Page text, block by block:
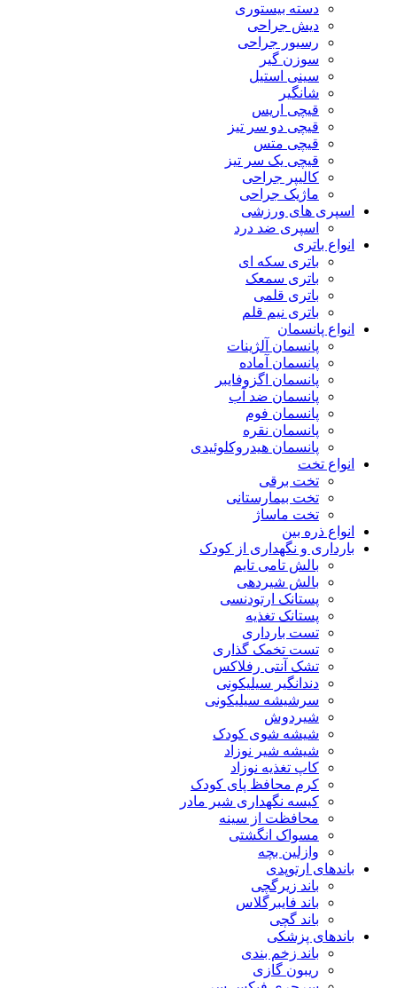
دسته بیستوری
دیش جراحی
رسیور جراحی
سوزن گیر
سینی استیل
شانگیر
قیچی اریس
قیچی دو سر تیز
قیچی متس
قیچی یک سر تیز
کالیپر جراحی
ماژیک جراحی
اسپری های ورزشی
اسپری ضد درد
انواع باتری
باتری سکه ای
باتری سمعک
باتری قلمی
باتری نیم قلم
انواع پانسمان
پانسمان آلژینات
پانسمان آماده
پانسمان اگزوفایبر
پانسمان ضد آب
پانسمان فوم
پانسمان نقره
پانسمان هیدروکلوئیدی
انواع تخت
تخت برقی
تخت بیمارستانی
تخت ماساژ
انواع ذره بین
بارداری و نگهداری از کودک
بالش تامی تایم
بالش شیردهی
پستانک ارتودنسی
پستانک تغذیه
تست بارداری
تست تخمک گذاری
تشک آنتی رفلاکس
دندانگیر سیلیکونی
سرشیشه سیلیکونی
شیردوش
شیشه شوی کودک
شیشه شیر نوزاد
کاپ تغذیه نوزاد
کرم محافظ پای کودک
کیسه نگهداری شیر مادر
محافظت از سینه
مسواک انگشتی
وازلین بچه
باندهای ارتوپدی
باند زیرگچی
باند فایبرگلاس
باند گچی
باندهای پزشکی
باند زخم بندی
ریبون گازی